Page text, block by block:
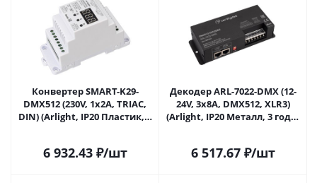
Конвертер SMART-K29-
DMX512 (230V, 1x2A, TRIAC,
DIN) (Arlight, IP20 Пластик, 5
6 932.43₽/шт
Декодер ARL-7022-DMX (12-
24V, 3x8A, DMX512, XLR3)
(Arlight, IP20 Металл, 3 года)
6 517.67₽/шт